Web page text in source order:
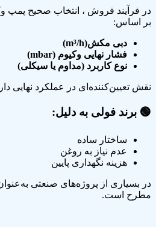
در فرآیند فروش ، انتخاب صحیح
بر اساس:
دبی مکش(m³/h)
فشار نهایی وکیوم (mbar)
نوع کاربرد (مداوم یا سیکلی)
نقش تعیین‌کننده‌ای در عملکرد نهایی
🟢 برند فولی به دلیل:
ساختار ساده
عدم نیاز به روغن
هزینه نگهداری پایین
در بسیاری از پروژه‌های صنعتی به‌عنوان
مطرح است.